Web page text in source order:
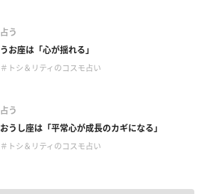
占う
うお座は「心が揺れる」
＃トシ＆リティのコスモ占い
占う
おうし座は「平常心が成長のカギになる」
＃トシ＆リティのコスモ占い